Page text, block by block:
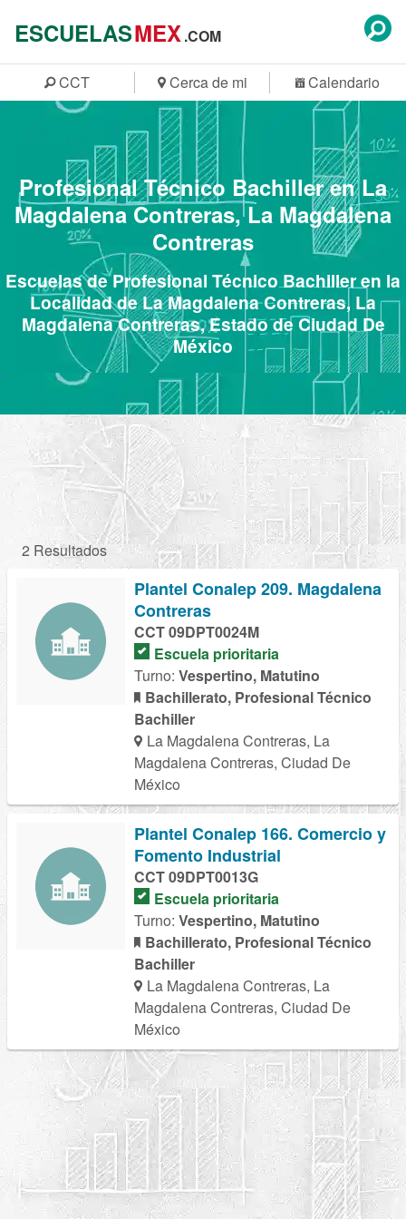
ESCUELASMEX.COM
CCT Cerca de mi Calendario
Profesional Técnico Bachiller en La
Magdalena Contreras, La Magdalena
Contreras
Escuelas de Profesional Técnico Bachiller en la
Localidad de La Magdalena Contreras, La
Magdalena Contreras, Estado de Ciudad De
México
2 Resultados
Plantel Conalep 209. Magdalena
Contreras
CCT 09DPT0024M
Escuela prioritaria
Turno: Vespertino, Matutino
Bachillerato, Profesional Técnico
Bachiller
La Magdalena Contreras, La
Magdalena Contreras, Ciudad De
México
Plantel Conalep 166. Comercio y
Fomento Industrial
CCT 09DPT0013G
Escuela prioritaria
Turno: Vespertino, Matutino
Bachillerato, Profesional Técnico
Bachiller
La Magdalena Contreras, La
Magdalena Contreras, Ciudad De
México